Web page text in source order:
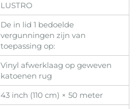
LUSTRO
De in lid 1 bedoelde
vergunningen zijn van
toepassing op:
Vinyl afwerklaag op geweven
katoenen rug
43 inch (110 cm) × 50 meter